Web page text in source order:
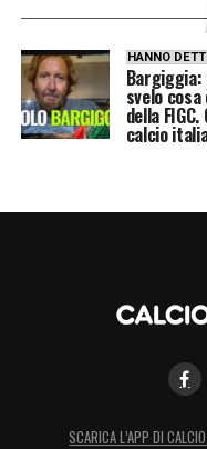
HANNO
Bargiggia:
svelo
della
calcio
SCARICA L’APP DI